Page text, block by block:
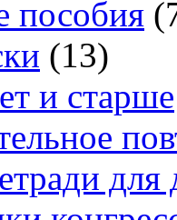
пособия
(13)
и старше
для